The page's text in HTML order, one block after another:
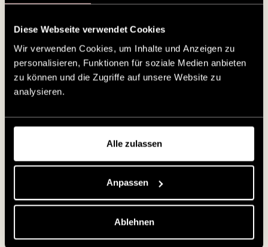
Diese Webseite verwendet Cookies
Wir verwenden Cookies, um Inhalte und Anzeigen zu
personalisieren, Funktionen für soziale Medien anbieten
zu können und die Zugriffe auf unsere Website zu
analysieren.
Alle zulassen
Anpassen
Ablehnen